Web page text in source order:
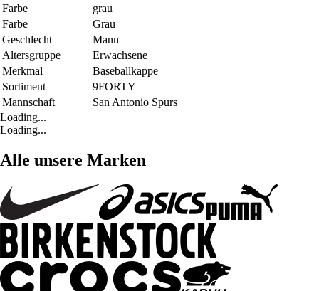
Farbe
grau
Farbe
Grau
Geschlecht
Mann
Altersgruppe
Erwachsene
Merkmal
Baseballkappe
Sortiment
9FORTY
Mannschaft
San Antonio Spurs
Loading...
Loading...
Alle unsere Marken